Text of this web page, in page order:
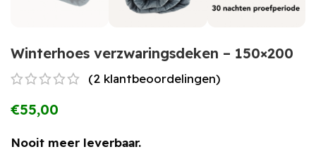
Winterhoes verzwaringsdeken – 150×200
(2 klantbeoordelingen)
€55,00
Nooit meer leverbaar.